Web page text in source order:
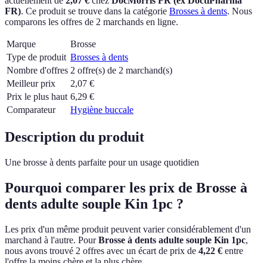
FR). Ce produit se trouve dans la catégorie Brosses à dents. Nous
comparons les offres de 2 marchands en ligne.
Marque
Brosse
Type de produit Brosses à dents
Nombre d'offres 2 offre(s) de 2 marchand(s)
Meilleur prix
2,07 €
Prix le plus haut 6,29 €
Comparateur
Hygiène buccale
Description du produit
Une brosse à dents parfaite pour un usage quotidien
Pourquoi comparer les prix de Brosse à
dents adulte souple Kin 1pc ?
Les prix d'un même produit peuvent varier considérablement d'un
marchand à l'autre. PourBrosse à dents adulte souple Kin 1pc,
nous avons trouvé 2 offres avec un écart de prix de 4,22 € entre